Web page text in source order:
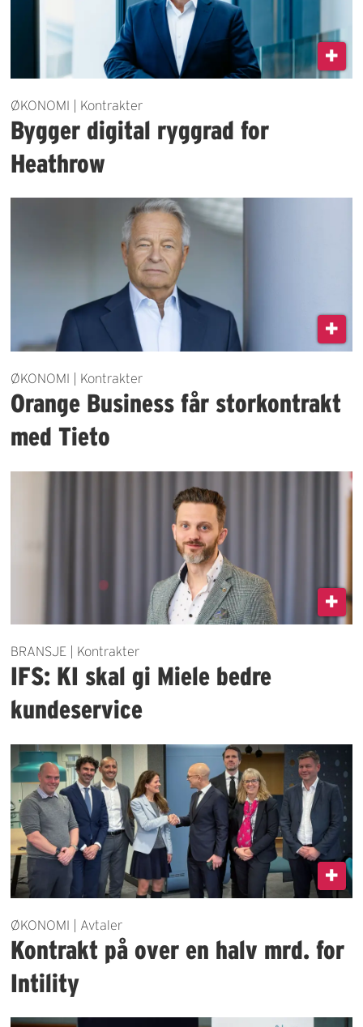
ØKONOMI | Kontrakter
Bygger digital ryggrad for
Heathrow
ØKONOMI | Kontrakter
Orange Business får storkontrakt
med Tieto
BRANSJE | Kontrakter
IFS: KI skal gi Miele bedre
kundeservice
ØKONOMI | Avtaler
Kontrakt på over en halv mrd. for
Intility